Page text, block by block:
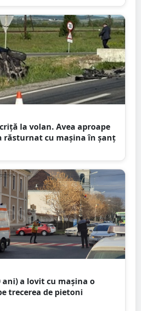
la volan. Avea aproape
răsturnat cu mașina în șanț
ani) a lovit cu mașina o
trecerea de pietoni